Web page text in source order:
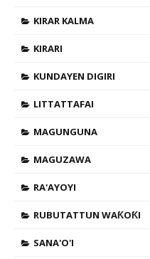
KIRAR KALMA
KIRARI
KUNDAYEN DIGIRI
LITTATTAFAI
MAGUNGUNA
MAGUZAWA
RA'AYOYI
RUBUTATTUN WAƘOƘI
SANA'O'I